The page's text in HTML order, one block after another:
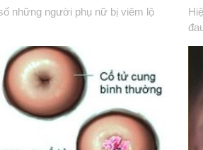
những người phụ nữ bị viêm lộ